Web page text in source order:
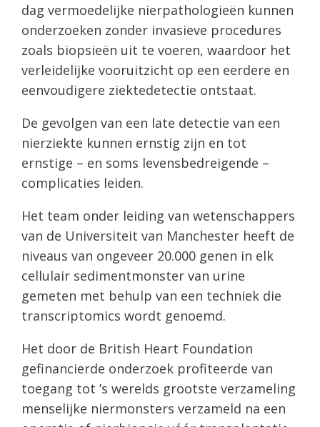
dag vermoedelijke nierpathologieën kunnen
onderzoeken zonder invasieve procedures
zoals biopsieën uit te voeren, waardoor het
verleidelijke vooruitzicht op een eerdere en
eenvoudigere ziektedetectie ontstaat.
De gevolgen van een late detectie van een
nierziekte kunnen ernstig zijn en tot
ernstige – en soms levensbedreigende –
complicaties leiden.
Het team onder leiding van wetenschappers
van de Universiteit van Manchester heeft de
niveaus van ongeveer 20.000 genen in elk
cellulair sedimentmonster van urine
gemeten met behulp van een techniek die
transcriptomics wordt genoemd.
Het door de British Heart Foundation
gefinancierde onderzoek profiteerde van
toegang tot ’s werelds grootste verzameling
menselijke niermonsters verzameld na een